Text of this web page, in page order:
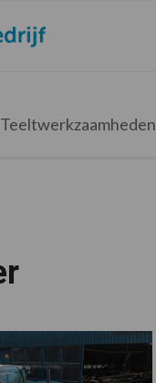
Teeltwerkzaamheden